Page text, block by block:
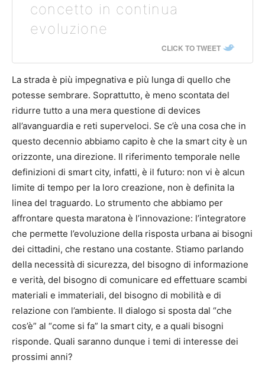
concetto in continua
evoluzione
CLICK TO TWEET
La strada è più impegnativa e più lunga di quello che
potesse sembrare. Soprattutto, è meno scontata del
ridurre tutto a una mera questione di devices
all’avanguardia e reti superveloci. Se c’è una cosa che in
questo decennio abbiamo capito è che la smart city è un
orizzonte, una direzione. Il riferimento temporale nelle
definizioni di smart city, infatti, è il futuro: non vi è alcun
limite di tempo per la loro creazione, non è definita la
linea del traguardo. Lo strumento che abbiamo per
affrontare questa maratona è l’innovazione: l’integratore
che permette l’evoluzione della risposta urbana ai bisogni
dei cittadini, che restano una costante. Stiamo parlando
della necessità di sicurezza, del bisogno di informazione
e verità, del bisogno di comunicare ed effettuare scambi
materiali e immateriali, del bisogno di mobilità e di
relazione con l’ambiente. Il dialogo si sposta dal “che
cos’è” al “come si fa” la smart city, e a quali bisogni
risponde. Quali saranno dunque i temi di interesse dei
prossimi anni?